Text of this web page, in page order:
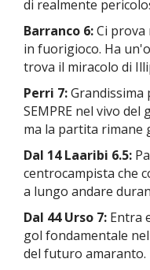
di realmente
Barranco 6:Ci prova
in fuorigioco. Ha
trova il miracolo di
Perri 7:Grandissima
SEMPRE nel vivo del
ma la partita rimane
Dal 14 Laaribi 6.5:
centrocampista che
a lungo andare
Dal 44 Urso 7: Entra
gol fondamentale
del futuro amaranto.